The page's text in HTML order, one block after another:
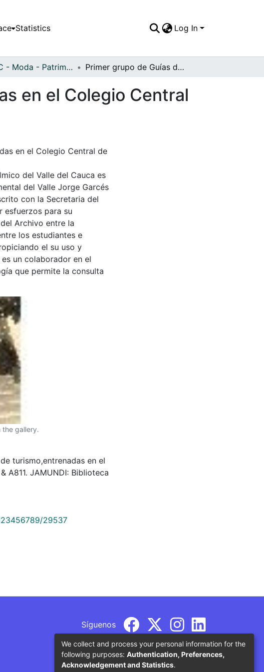
Statistics Log In
APFFVC - Moda - Patrimonial Primer grupo de Guías de turismo,entrenadas en el Colegio Central de bachillerato integrado
en el Colegio Central
en el Colegio Central de
del Valle del Cauca es
del Valle Jorge Garcés
con la Secretaria del
esfuerzos para su
Archivo entre la
los estudiantes e
el su uso y
un colaborador en el
que permite la consulta
the gallery.
turismo,entrenadas en el
A811. JAMUNDI: Biblioteca
29537
Síguenos
We collect and process your personal information for the
following purposes: Authentication, Preferences,
Acknowledgement and Statistics.